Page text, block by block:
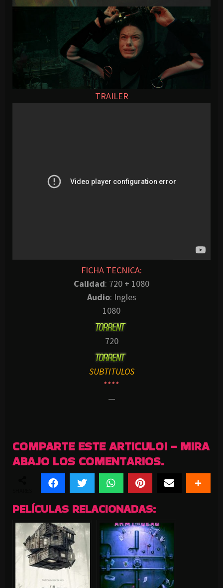
TRAILER
FICHA TECNICA:
Calidad: 720 + 1080
Audio: Ingles
1080
720
SUBTITULOS
****
—
COMPARTE ESTE ARTICULO! - MIRA
ABAJO LOS COMENTARIOS.
PELÍCULAS RELACIONADAS: